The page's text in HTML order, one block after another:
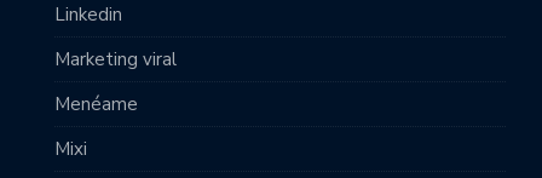
Linkedin
Marketing viral
Menéame
Mixi